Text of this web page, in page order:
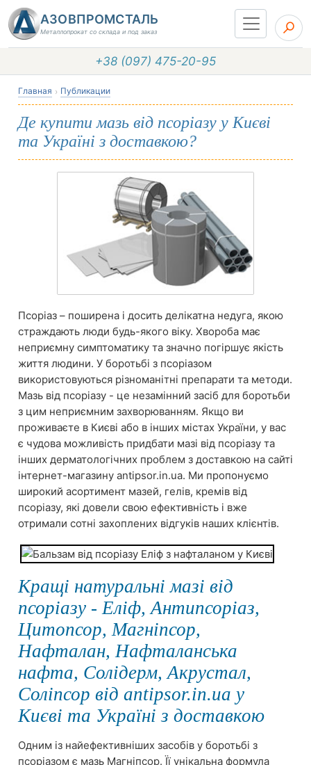
АЗОВПРОМСТАЛЬ
Металлопрокат со склада и под заказ
+38 (097) 475-20-95
Главная Публикации
Де купити мазь від псоріазу у Києві
та Україні з доставкою?
Псоріаз – поширена і досить делікатна недуга, якою
страждають люди будь-якого віку. Хвороба має
неприємну симптоматику та значно погіршує якість
життя людини. У боротьбі з псоріазом
використовуються різноманітні препарати та методи.
Мазь від псоріазу - це незамінний засіб для боротьби
з цим неприємним захворюванням. Якщо ви
проживаєте в Києві або в інших містах України, у вас
є чудова можливість придбати мазі від псоріазу та
інших дерматологічних проблем з доставкою на сайті
інтернет-магазину antipsor.in.ua. Ми пропонуємо
широкий асортимент мазей, гелів, кремів від
псоріазу, які довели свою ефективність і вже
отримали сотні захоплених відгуків наших клієнтів.
Кращі натуральні мазі від
псоріазу - Еліф, Антипсоріаз,
Цитопсор, Магніпсор,
Нафталан, Нафталанська
нафта, Солідерм, Акрустал,
Соліпсор від antipsor.in.ua у
Києві та Україні з доставкою
Одним із найефективніших засобів у боротьбі з
псоріазом є мазь Магніпсор. Її унікальна формула